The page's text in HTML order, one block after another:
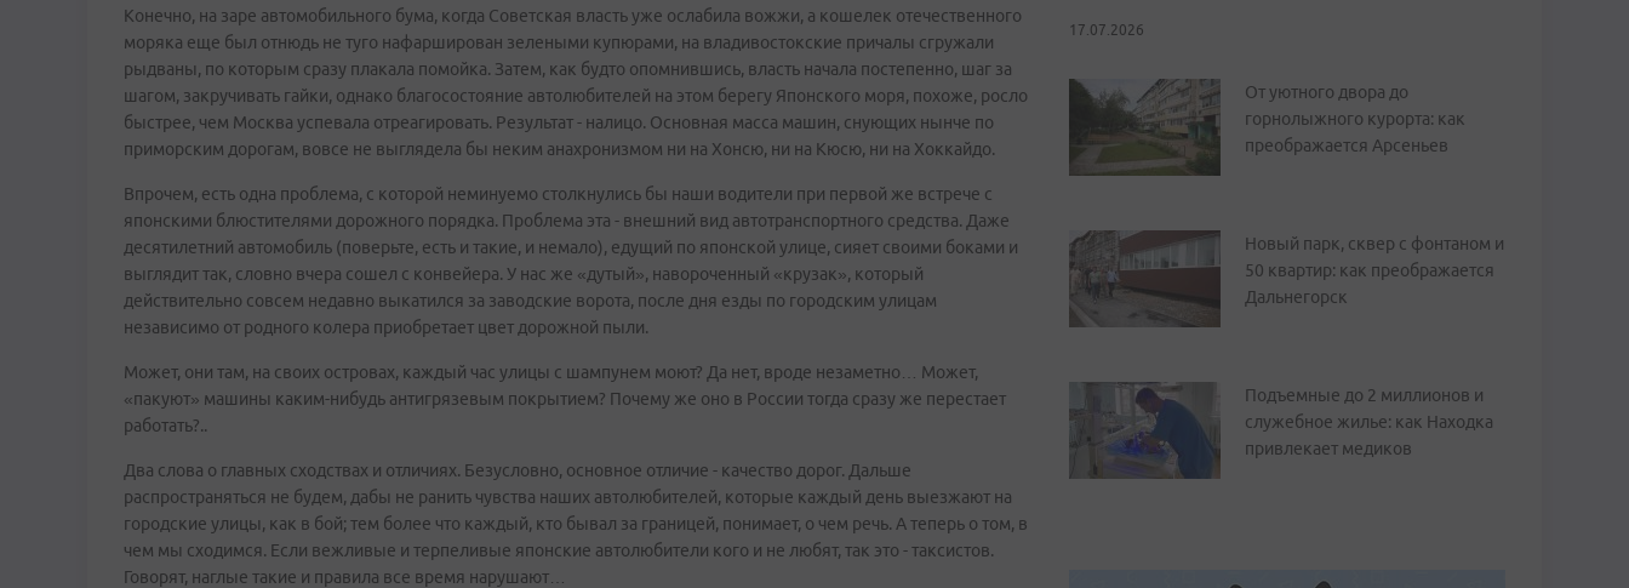
Конечно, на заре автомобильного бума, когда Советская власть уже ослабила вожжи, а кошелек отечественного
моряка еще был отнюдь не туго нафарширован зелеными купюрами, на владивостокские причалы сгружали
рыдваны, по которым сразу плакала помойка. Затем, как будто опомнившись, власть начала постепенно, шаг за
шагом, закручивать гайки, однако благосостояние автолюбителей на этом берегу Японского моря, похоже, росло
быстрее, чем Москва успевала отреагировать. Результат - налицо. Основная масса машин, снующих нынче по
приморским дорогам, вовсе не выглядела бы неким анахронизмом ни на Хонсю, ни на Кюсю, ни на Хоккайдо.
Впрочем, есть одна проблема, с которой неминуемо столкнулись бы наши водители при первой же встрече с
японскими блюстителями дорожного порядка. Проблема эта - внешний вид автотранспортного средства. Даже
десятилетний автомобиль (поверьте, есть и такие, и немало), едущий по японской улице, сияет своими боками и
выглядит так, словно вчера сошел с конвейера. У нас же «дутый», навороченный «крузак», который
действительно совсем недавно выкатился за заводские ворота, после дня езды по городским улицам
независимо от родного колера приобретает цвет дорожной пыли.
Может, они там, на своих островах, каждый час улицы с шампунем моют? Да нет, вроде незаметно… Может,
«пакуют» машины каким-нибудь антигрязевым покрытием? Почему же оно в России тогда сразу же перестает
работать?..
Два слова о главных сходствах и отличиях. Безусловно, основное отличие - качество дорог. Дальше
распространяться не будем, дабы не ранить чувства наших автолюбителей, которые каждый день выезжают на
городские улицы, как в бой; тем более что каждый, кто бывал за границей, понимает, о чем речь. А теперь о том, в
чем мы сходимся. Если вежливые и терпеливые японские автолюбители кого и не любят, так это - таксистов.
Говорят, наглые такие и правила все время нарушают…
17.07.2026
От уютного двора до
горнолыжного курорта: как
преображается Арсеньев
Новый парк, сквер с фонтаном и
50 квартир: как преображается
Дальнегорск
Подъемные до 2 миллионов и
служебное жилье: как Находка
привлекает медиков